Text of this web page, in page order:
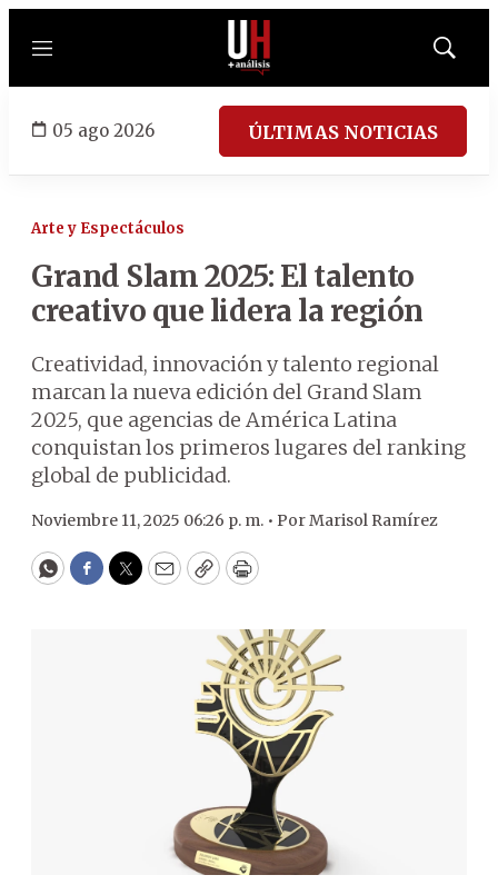
Menú
Mostrar
05 ago 2026 ÚLTIMAS NOTICIAS
Arte y Espectáculos
Grand Slam 2025: El talento
creativo que lidera la región
Creatividad, innovación y talento regional
marcan la nueva edición del Grand Slam
2025, que agencias de América Latina
conquistan los primeros lugares del ranking
global de publicidad.
Noviembre 11, 2025 06:26 p. m. • PorMarisol Ramírez
WhatsApp
Facebook
Twitter
EmailCopyPrint